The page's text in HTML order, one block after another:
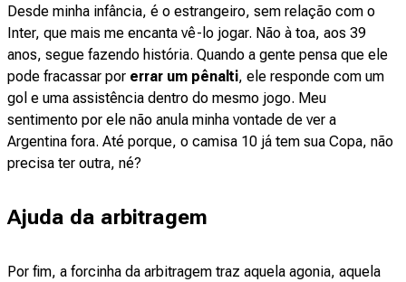
Desde minha infância, é o estrangeiro, sem relação com o
Inter, que mais me encanta vê-lo jogar. Não à toa, aos 39
anos, segue fazendo história. Quando a gente pensa que ele
pode fracassar por errar um pênalti, ele responde com um
gol e uma assistência dentro do mesmo jogo. Meu
sentimento por ele não anula minha vontade de ver a
Argentina fora. Até porque, o camisa 10 já tem sua Copa, não
precisa ter outra, né?
Ajuda da arbitragem
Por fim, a forcinha da arbitragem traz aquela agonia, aquela